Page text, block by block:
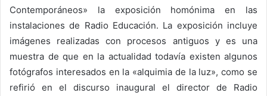
Contemporáneos» la exposición homónima en las
instalaciones de Radio Educación. La exposición incluye
imágenes realizadas con procesos antiguos y es una
muestra de que en la actualidad todavía existen algunos
fotógrafos interesados en la «alquimia de la luz», como se
refirió en el discurso inaugural el director de Radio